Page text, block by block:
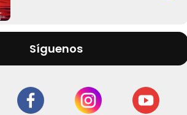
Síguenos